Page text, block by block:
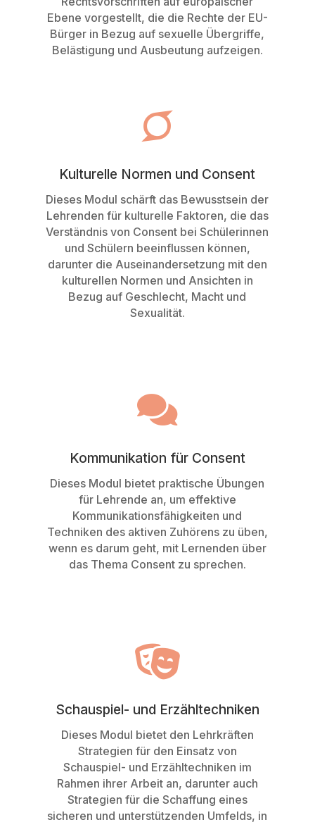
Ebene vorgestellt, die die Rechte der EU-
Bürger in Bezug auf sexuelle Übergriffe,
Belästigung und Ausbeutung aufzeigen.

Kulturelle Normen und Consent
Dieses Modul schärft das Bewusstsein der
Lehrenden für kulturelle Faktoren, die das
Verständnis von Consent bei Schülerinnen
und Schülern beeinflussen können,
darunter die Auseinandersetzung mit den
kulturellen Normen und Ansichten in
Bezug auf Geschlecht, Macht und
Sexualität.

Kommunikation für Consent
Dieses Modul bietet praktische Übungen
für Lehrende an, um effektive
Kommunikationsfähigkeiten und
Techniken des aktiven Zuhörens zu üben,
wenn es darum geht, mit Lernenden über
das Thema Consent zu sprechen.

Schauspiel- und Erzähltechniken
Dieses Modul bietet den Lehrkräften
Strategien für den Einsatz von
Schauspiel- und Erzähltechniken im
Rahmen ihrer Arbeit an, darunter auch
Strategien für die Schaffung eines
sicheren und unterstützenden Umfelds, in